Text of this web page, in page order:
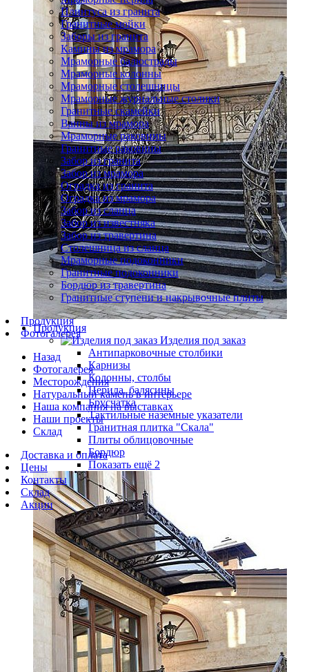
Продукция
Изделия под заказ
Антипарковочные столбики
Карнизы
Колонны, столбы
Перила, балясины
Брусчатка
Тактильные наземные указатели
Гранитная плитка "Скала"
Плиты облицовочные
Бордюр
Показать ещё 2
Плинтуса из гранита
Гранитные мойки
Заборы из гранита
Камины из мрамора
Мраморные балюстрады
Мраморные колонны
Мраморные столешницы
Мраморные журнальные столики
Гранитные скамейки
Ванны из мрамора
Мраморные раковины
Гранитные раковины
Забор из гранита
Забор из мрамора
Оградка из гранита
Оградка из мрамора
Забор из сланца
Забор из известняка
Забор из травертина
Столешница из сланца
Мраморные подоконники
Гранитные подоконники
Бордюр из травертина
Гранитные ступени и накрывочные плиты
Продукция
Фотогалерея
Назад
Фотогалерея
Месторождения
Натуральный камень в интерьере
Наша компания на выставках
Наши проекты
Склад
Доставка и оплата
Цены
Контакты
Склад
Акции